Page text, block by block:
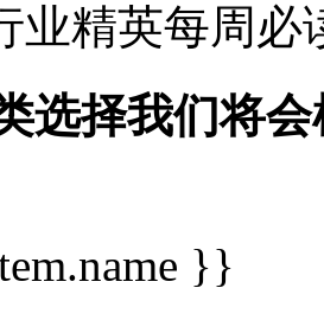
业精英每周
选择我们将
}}